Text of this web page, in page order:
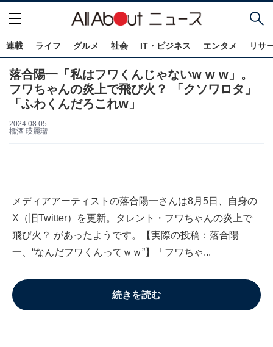
連載 ライフ グルメ 社会 IT・ビジネス エンタメ リサ
落合陽一「私はフワくんじゃないw w w」。
フワちゃんの炎上で飛び火？ 「クソワロタ」
「ふわくんだろこれw」
2024.08.05
橋酒 瑛麗瑠
メディアアーティストの落合陽一さんは8月5日、自身の
X（旧Twitter）を更新。タレント・フワちゃんの炎上で
飛び火？ があったようです。【実際の投稿：落合陽
一、“なんだフワくんってｗｗ”】「フワちゃ...
続きを読む